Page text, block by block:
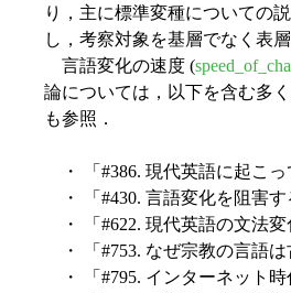
り，主に標準変種についての
し，考察対象を基層でなく表
言語変化の速度 (
論については，以下を含む多
も参照．
・ 「#386. 現代英語に起こ
・ 「#430. 言語変化を阻害す
・ 「#622. 現代英語の文法
・ 「#753. なぜ宗教の言語
・ 「#795. インターネット